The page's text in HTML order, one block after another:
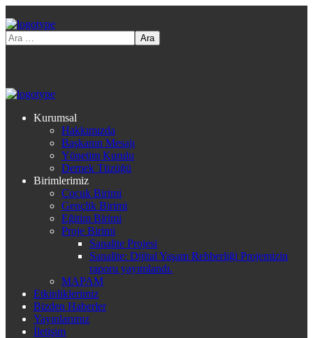
Kurumsal
Hakkımızda
Başkanın Mesajı
Yönetim Kurulu
Dernek Tüzüğü
Birimlerimiz
Çocuk Birimi
Gençlik Birimi
Eğitim Birimi
Proje Birimi
Sanalite Projesi
Sanalite: Dijital Yaşam Rehberliği Projemizin
raporu yayımlandı.
MAPAM
Etkinliklerimiz
Bizden Haberler
Yayınlarımız
İletişim